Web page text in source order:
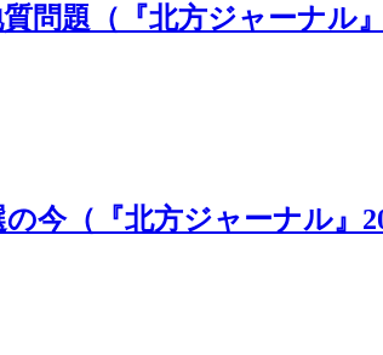
問題（『北方ジャーナル』
今（『北方ジャーナル』